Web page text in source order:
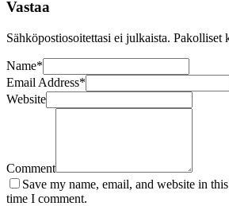
Vastaa
Sähköpostiosoitettasi ei julkaista. Pakolliset
Name*
Email Address*
Website
Comment
Save my name, email, and website in
time I comment.